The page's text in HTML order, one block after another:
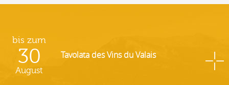
bis zum
30
August
Tavolata des Vins du Valais